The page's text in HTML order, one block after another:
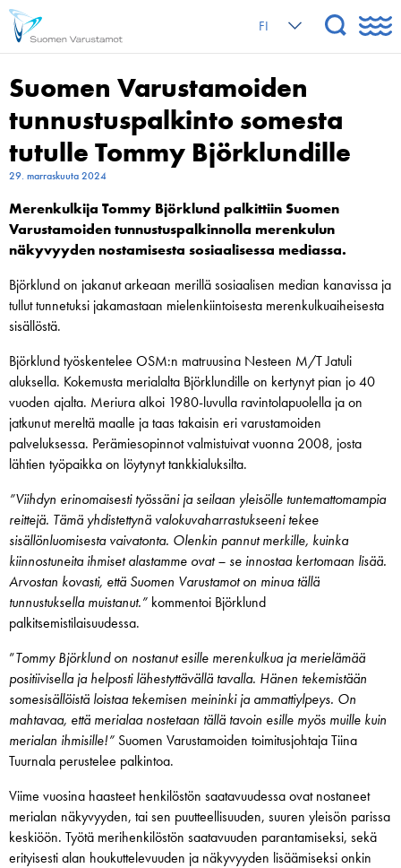
FI
Suomen Varustamoiden
tunnustuspalkinto somesta
tutulle Tommy Björklundille
29. marraskuuta 2024
Merenkulkija Tommy Björklund palkittiin Suomen
Varustamoiden tunnustuspalkinnolla merenkulun
näkyvyyden nostamisesta sosiaalisessa mediassa.
Björklund on jakanut arkeaan merillä sosiaalisen median kanavissa ja
tullut tunnetuksi jakamastaan mielenkiintoisesta merenkulkuaiheisesta
sisällöstä.
Björklund työskentelee OSM:n matruusina Nesteen M/T Jatuli
aluksella. Kokemusta merialalta Björklundille on kertynyt pian jo 40
vuoden ajalta. Meriura alkoi 1980-luvulla ravintolapuolella ja on
jatkunut mereltä maalle ja taas takaisin eri varustamoiden
palveluksessa. Perämiesopinnot valmistuivat vuonna 2008, josta
lähtien työpaikka on löytynyt tankkialuksilta.
”Viihdyn erinomaisesti työssäni ja seilaan yleisölle tuntemattomampia
reittejä. Tämä yhdistettynä valokuvaharrastukseeni tekee
sisällönluomisesta vaivatonta. Olenkin pannut merkille, kuinka
kiinnostuneita ihmiset alastamme ovat – se innostaa kertomaan lisää.
Arvostan kovasti, että Suomen Varustamot on minua tällä
tunnustuksella muistanut.” kommentoi Björklund
palkitsemistilaisuudessa.
”Tommy Björklund on nostanut esille merenkulkua ja merielämää
positiivisella ja helposti lähestyttävällä tavalla. Hänen tekemistään
somesisällöistä loistaa tekemisen meininki ja ammattiylpeys. On
mahtavaa, että merialaa nostetaan tällä tavoin esille myös muille kuin
merialan ihmisille!” Suomen Varustamoiden toimitusjohtaja Tiina
Tuurnala perustelee palkintoa.
Viime vuosina haasteet henkilöstön saatavuudessa ovat nostaneet
merialan näkyvyyden, tai sen puutteellisuuden, suuren yleisön parissa
keskiöön. Työtä merihenkilöstön saatavuuden parantamiseksi, sekä
erityisesti alan houkuttelevuuden ja näkyvyyden lisäämiseksi onkin